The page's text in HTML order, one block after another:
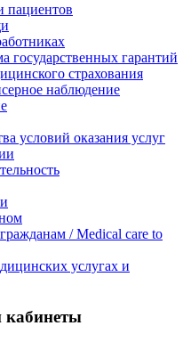
пациентов
государственных гарантий
страхования
наблюдение
условий оказания услуг
/ Medical care to
услугах и
кабинеты